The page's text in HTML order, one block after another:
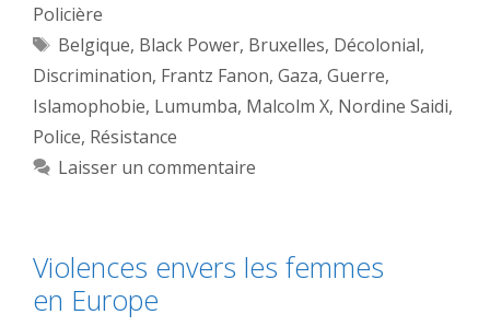
Policière
Étiquettes
Belgique, Black Power, Bruxelles, Décolonial,
Discrimination, Frantz Fanon, Gaza, Guerre,
Islamophobie, Lumumba, Malcolm X, Nordine Saidi,
Police, Résistance
Laisser un commentaire
Violences envers les femmes
en Europe